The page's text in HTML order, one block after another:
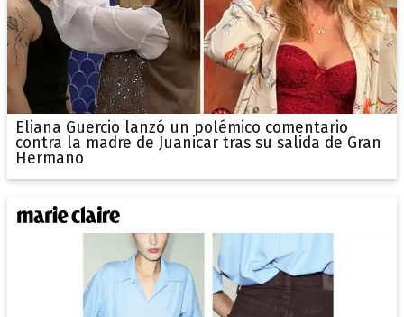
Eliana Guercio lanzó un polémico comentario
contra la madre de Juanicar tras su salida de Gran
Hermano